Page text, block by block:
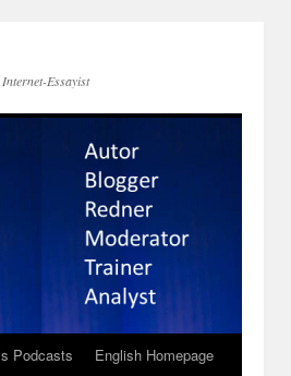
Internet-Essayist
Podcasts
English Homepage